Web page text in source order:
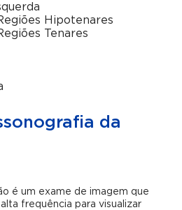
Hipotenares
Tenares
da
é um exame de imagem que
frequência para visualizar